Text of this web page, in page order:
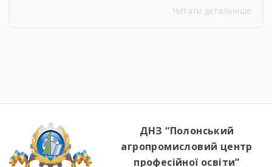
примірками. 22 червня відбулася
мислення та вміння працювати з
Читати детальніше
ДНЗ “Полонський
агропромисловий центр
професійної освіти”